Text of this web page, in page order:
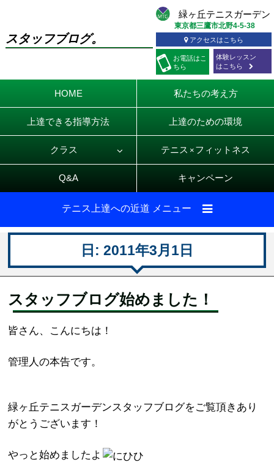
スタッフブログ。
お電話はこ
ちら
東京都三鷹市北野4-5-38
アクセスはこちら
体験レッスン
はこちら
HOME 私たちの考え方
上達できる指導方法 上達のための環境
クラス テニス × フィットネス
Q&A キャンペーン
テニス上達への近道 メニュー
日: 2011年3月1日
スタッフブログ始めました！
皆さん、こんにちは！
管理人の本告です。
緑ヶ丘テニスガーデンスタッフブログをご覧頂きあり
がとうございます！
やっと始めましたよ